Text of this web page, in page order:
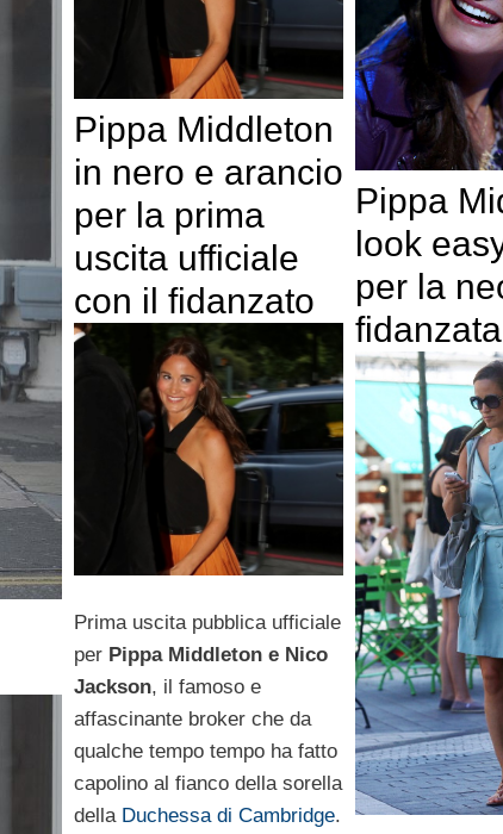
Pippa Middleton
in nero e arancio
per la prima
uscita ufficiale
con il fidanzato
Prima uscita pubblica ufficiale
per Pippa Middleton e Nico
Jackson, il famoso e
affascinante broker che da
qualche tempo tempo ha fatto
capolino al fianco della sorella
della Duchessa di Cambridge.
Pippa
look
per la
fidanzata